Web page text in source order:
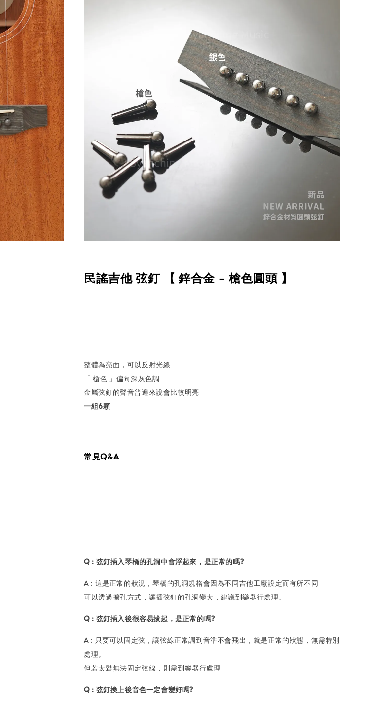
民謠吉他 弦釘 【 鋅合金 - 槍色圓頭 】
整體為亮面，可以反射光線
「 槍色 」偏向深灰色調
金屬弦釘的聲音普遍來說會比較明亮
一組6顆
常見Q&A
Q : 弦釘插入琴橋的孔洞中會浮起來，是正常的嗎?
A : 這是正常的狀況，琴橋的孔洞規格會因為不同吉他工廠設定而有所不同
可以透過擴孔方式，讓插弦釘的孔洞變大，建議到樂器行處理。
Q : 弦釘插入後很容易拔起，是正常的嗎?
A : 只要可以固定弦，讓弦線正常調到音準不會飛出，就是正常的狀態，無需特別
處理。
但若太鬆無法固定弦線，則需到樂器行處理
Q : 弦釘換上後音色一定會變好嗎?